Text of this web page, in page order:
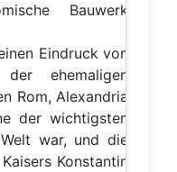
Bauwerk
Eindruck von
ehemaligen
Rom, Alexandria
der wichtigsten
war, und die
Konstantin